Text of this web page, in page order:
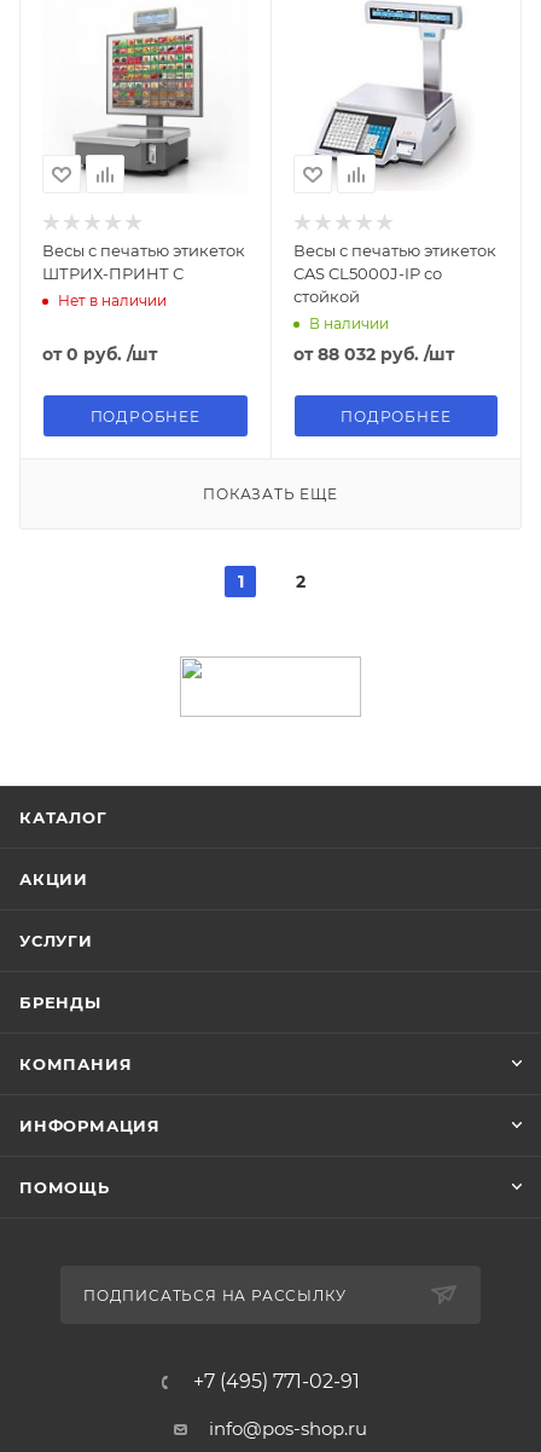
Весы с печатью этикеток
ШТРИХ-ПРИНТ С
Нет в наличии
от0 руб. /шт
ПОДРОБНЕЕ
Весы с печатью этикеток
CAS CL5000J-IP со
стойкой
В наличии
от88 032 руб. /шт
ПОДРОБНЕЕ
ПОКАЗАТЬ ЕЩЕ
1 2
КАТАЛОГ
АКЦИИ
УСЛУГИ
БРЕНДЫ
КОМПАНИЯ
ИНФОРМАЦИЯ
ПОМОЩЬ
ПОДПИСАТЬСЯ НА РАССЫЛКУ
+7 (495) 771-02-91
info@pos-shop.ru